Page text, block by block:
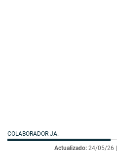
COLABORADOR JA.
Actualizado: 24/05/26 |